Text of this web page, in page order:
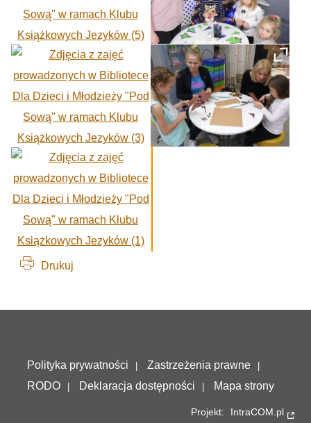
Drukuj
Polityka prywatności
Zastrzeżenia prawne
RODO
Deklaracja dostępności Mapa strony
Projekt: IntraCOM.pl